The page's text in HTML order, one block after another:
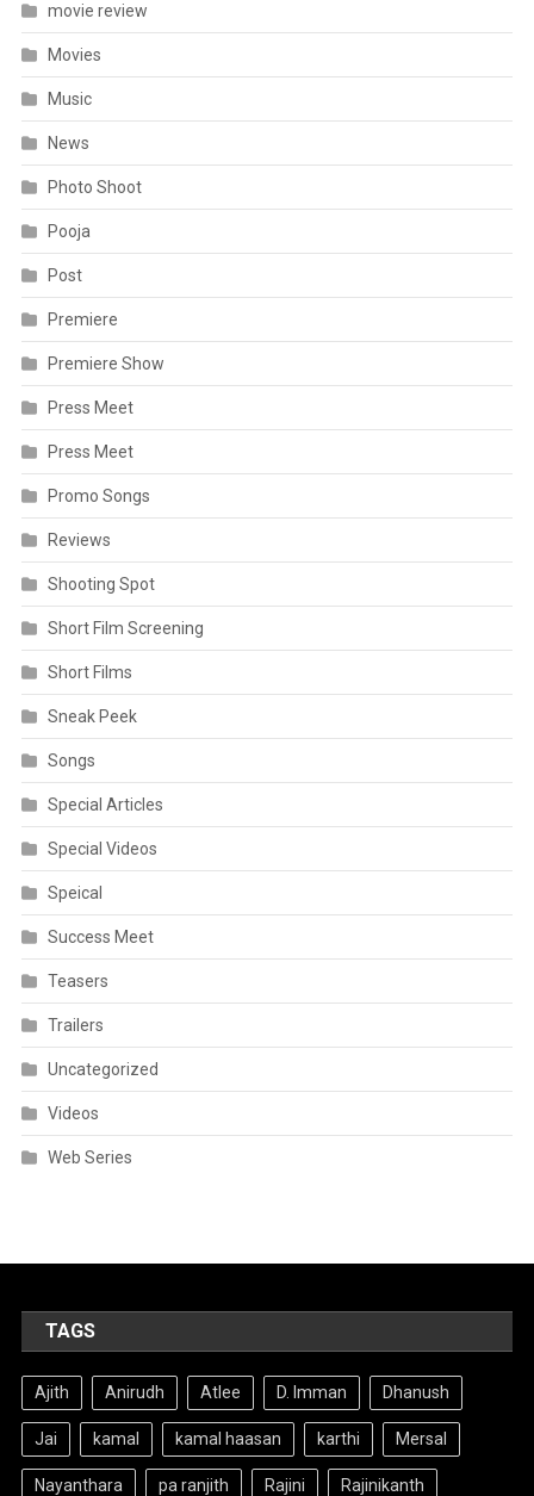
movie review
Movies
Music
News
Photo Shoot
Pooja
Post
Premiere
Premiere Show
Press Meet
Press Meet
Promo Songs
Reviews
Shooting Spot
Short Film Screening
Short Films
Sneak Peek
Songs
Special Articles
Special Videos
Speical
Success Meet
Teasers
Trailers
Uncategorized
Videos
Web Series
TAGS
Ajith Anirudh Atlee D. Imman Dhanush
Jai kamal kamal haasan karthi Mersal
Nayanthara pa ranjith Rajini Rajinikanth